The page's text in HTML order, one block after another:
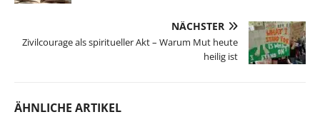
NÄCHSTER
Zivilcourage als spiritueller Akt – Warum Mut heute
heilig ist
ÄHNLICHE ARTIKEL